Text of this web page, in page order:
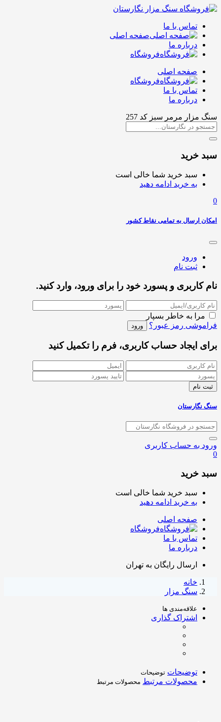
تماس با ما
صفحه اصلی
درباره ما
فروشگاه
صفحه اصلی
فروشگاه
تماس با ما
درباره ما
سنگ مزار مرمر سبز کد 257
سبد خرید
سبد خرید شما خالی است
به خرید ادامه دهید
0
امکان ارسال به تمامی نقاط کشور
ورود
ثبت نام
نام کاربری و پسورد خود را برای ورود، وارد کنید.
مرا به خاطر بسپار
فراموشی رمز عبور؟
برای ایجاد حساب کاربری، فرم را تکمیل کنید
سنگ نگارستان
ورود به حساب کاربری
0
سبد خرید
سبد خرید شما خالی است
به خرید ادامه دهید
صفحه اصلی
فروشگاه
تماس با ما
درباره ما
ارسال رایگان به تهران
خانه
سنگ مزار
علاقه‌مندی ها
اشتراک گذاری
توضیحات توضیحات
محصولات مرتبط محصولات مرتبط